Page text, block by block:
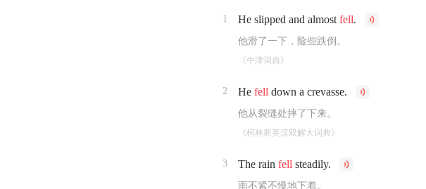
1 He slipped and almostfell.
他滑了一下，险些跌倒。
《牛津词典》
2 Hefell down a crevasse.
他从裂缝处摔了下来。
《柯林斯英汉双解大词典》
3 The rainfell steadily.
雨不紧不慢地下着。